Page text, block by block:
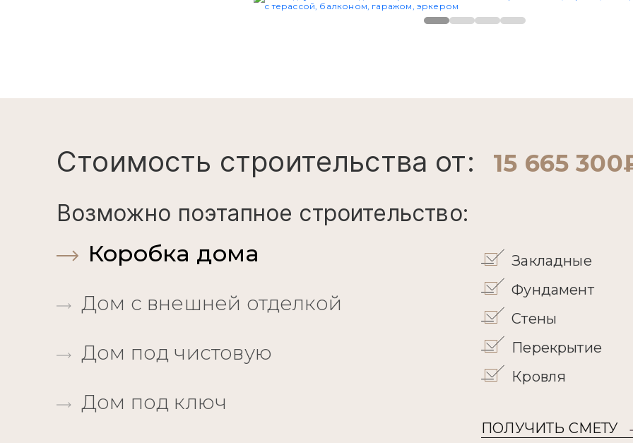
Стоимость строительства от: 15 665
Возможно поэтапное строительство:
Коробка дома
Дом с внешней отделкой
Дом под чистовую
Дом под ключ
Закладные
Фундамент
Стены
Перекрытие
Кровля
ПОЛУЧИТЬ СМЕТУ